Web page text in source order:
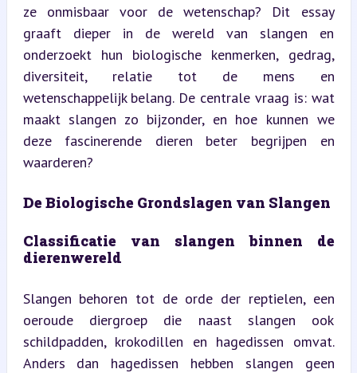
ze onmisbaar voor de wetenschap? Dit essay
graaft dieper in de wereld van slangen en
onderzoekt hun biologische kenmerken, gedrag,
diversiteit, relatie tot de mens en
wetenschappelijk belang. De centrale vraag is: wat
maakt slangen zo bijzonder, en hoe kunnen we
deze fascinerende dieren beter begrijpen en
waarderen?
De Biologische Grondslagen van Slangen
Classificatie van slangen binnen de
dierenwereld
Slangen behoren tot de orde der reptielen, een
oeroude diergroep die naast slangen ook
schildpadden, krokodillen en hagedissen omvat.
Anders dan hagedissen hebben slangen geen